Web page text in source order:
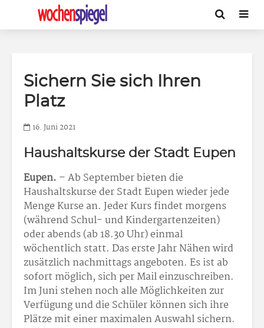
Sichern Sie sich Ihren
Platz
16. Juni 2021
Haushaltskurse der Stadt Eupen
Eupen. – Ab September bieten die
Haushaltskurse der Stadt Eupen wieder jede
Menge Kurse an. Jeder Kurs findet morgens
(während Schul- und Kindergartenzeiten)
oder abends (ab 18.30 Uhr) einmal
wöchentlich statt. Das erste Jahr Nähen wird
zusätzlich nachmittags angeboten. Es ist ab
sofort möglich, sich per Mail einzuschreiben.
Im Juni stehen noch alle Möglichkeiten zur
Verfügung und die Schüler können sich ihre
Plätze mit einer maximalen Auswahl sichern.